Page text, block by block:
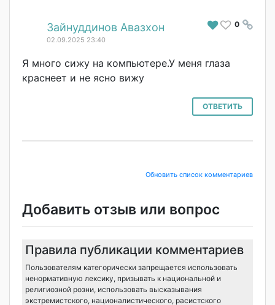
# 0
Зайнуддинов Авазхон
02.09.2025 23:40
Я много сижу на компьютере.У меня глаза
краснеет и не ясно вижу
ОТВЕТИТЬ
Обновить список комментариев
Добавить отзыв или вопрос
Правила публикации комментариев
Пользователям категорически запрещается использовать
ненормативную лексику, призывать к национальной и
религиозной розни, использовать высказывания
экстремистского, националистического, расистского